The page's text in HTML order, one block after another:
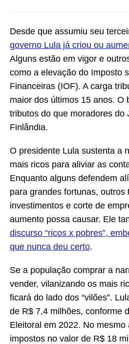
Desde que assumiu seu
governo Lula já criou ou
Alguns estão em vigor e
como a elevação do Imposto
Financeiras (IOF). A carga
maior dos últimos 15 anos. O
tributos do que moradores do
Finlândia.
O presidente Lula sustenta a
mais ricos para aliviar as
Enquanto alguns defendem
para grandes fortunas, outros
investimentos e corte de
aumento possa causar. Ele
discurso “ricos x pobres”,
que nunca deu certo.
Se a população comprar a
vender, vilanizando os mais
ficará do lado dos “vilões”.
de R$ 7,4 milhões, conforme
Eleitoral em 2022. No
impostos no valor de R$ 18